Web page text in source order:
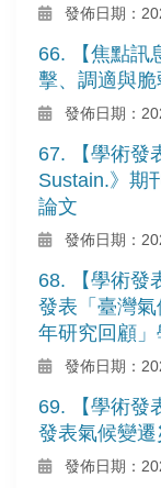
發佈日期：
66. 【焦點訊
擊、調適與
發佈日期：
67. 【學術發
Sustain.》期
論文
發佈日期：
68. 【學術發
發表「臺灣
年研究回顧
發佈日期：
69. 【學術發
發表氣候變
發佈日期：